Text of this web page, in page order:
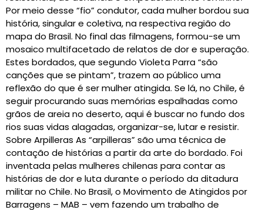
Por meio desse “fio” condutor, cada mulher bordou sua
história, singular e coletiva, na respectiva região do
mapa do Brasil. No final das filmagens, formou-se um
mosaico multifacetado de relatos de dor e superação.
Estes bordados, que segundo Violeta Parra “são
canções que se pintam”, trazem ao público uma
reflexão do que é ser mulher atingida. Se lá, no Chile, é
seguir procurando suas memórias espalhadas como
grãos de areia no deserto, aqui é buscar no fundo dos
rios suas vidas alagadas, organizar-se, lutar e resistir.
Sobre Arpilleras As “arpilleras” são uma técnica de
contação de histórias a partir da arte do bordado. Foi
inventada pelas mulheres chilenas para contar as
histórias de dor e luta durante o período da ditadura
militar no Chile. No Brasil, o Movimento de Atingidos por
Barragens – MAB – vem fazendo um trabalho de